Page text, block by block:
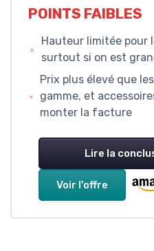
POINTS FAIBLES
Hauteur limitée pour
surtout si on est
Prix plus élevé que
gamme, et
monter la facture
Lire la
Voir l'offre